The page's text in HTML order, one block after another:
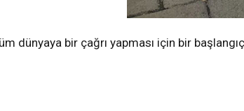
dünyaya bir çağrı yapması için bir